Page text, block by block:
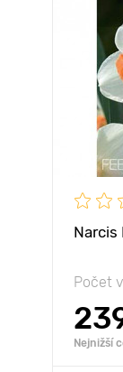
Narcis
Počet
Nejnižší